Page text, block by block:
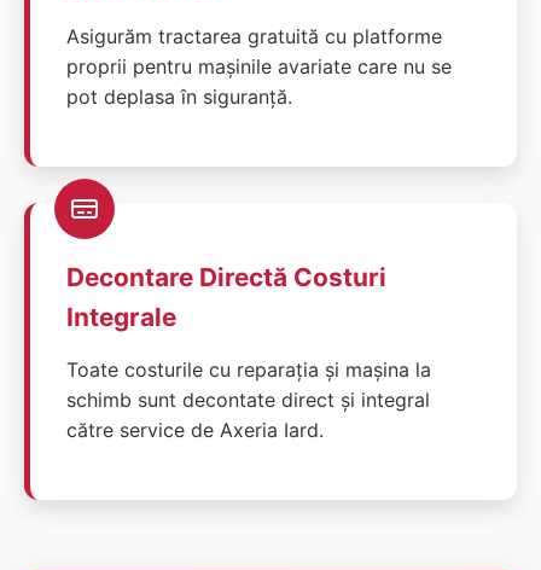
Asigurăm tractarea gratuită cu platforme
proprii pentru mașinile avariate care nu se
pot deplasa în siguranță.
Decontare Directă Costuri
Integrale
Toate costurile cu reparația și mașina la
schimb sunt decontate direct și integral
către service de Axeria Iard.